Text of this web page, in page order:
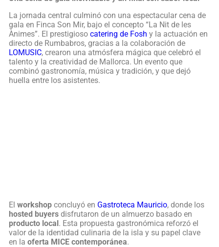
La jornada central culminó con una espectacular cena de
gala en Finca Son Mir, bajo el concepto “La Nit de les
Ànimes”. El prestigioso catering de Fosh y la actuación en
directo de Rumbabros, gracias a la colaboración de
LOMUSIC, crearon una atmósfera mágica que celebró el
talento y la creatividad de Mallorca. Un evento que
combinó gastronomía, música y tradición, y que dejó
huella entre los asistentes.
El workshop concluyó en Gastroteca Mauricio, donde los
hosted buyers disfrutaron de un almuerzo basado en
producto local. Esta propuesta gastronómica reforzó el
valor de la identidad culinaria de la isla y su papel clave
en la oferta MICE contemporánea.